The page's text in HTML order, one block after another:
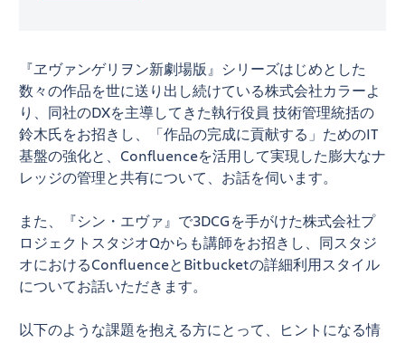
『ヱヴァンゲリヲン新劇場版』シリーズはじめとした
数々の作品を世に送り出し続けている株式会社カラーよ
り、同社のDXを主導してきた執行役員 技術管理統括の
鈴木氏をお招きし、「作品の完成に貢献する」ためのIT
基盤の強化と、Confluenceを活用して実現した膨大なナ
レッジの管理と共有について、お話を伺います。
また、『シン・エヴァ』で3DCGを手がけた株式会社プ
ロジェクトスタジオQからも講師をお招きし、同スタジ
オにおけるConfluenceとBitbucketの詳細利用スタイル
についてお話いただきます。
以下のような課題を抱える方にとって、ヒントになる情